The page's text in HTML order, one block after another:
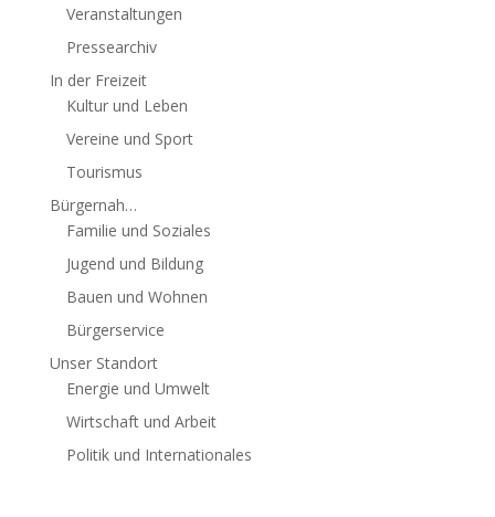
Veranstaltungen
Pressearchiv
In der Freizeit
Kultur und Leben
Vereine und Sport
Tourismus
Bürgernah…
Familie und Soziales
Jugend und Bildung
Bauen und Wohnen
Bürgerservice
Unser Standort
Energie und Umwelt
Wirtschaft und Arbeit
Politik und Internationales